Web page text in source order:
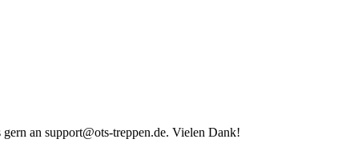
an support@ots-treppen.de. Vielen Dank!